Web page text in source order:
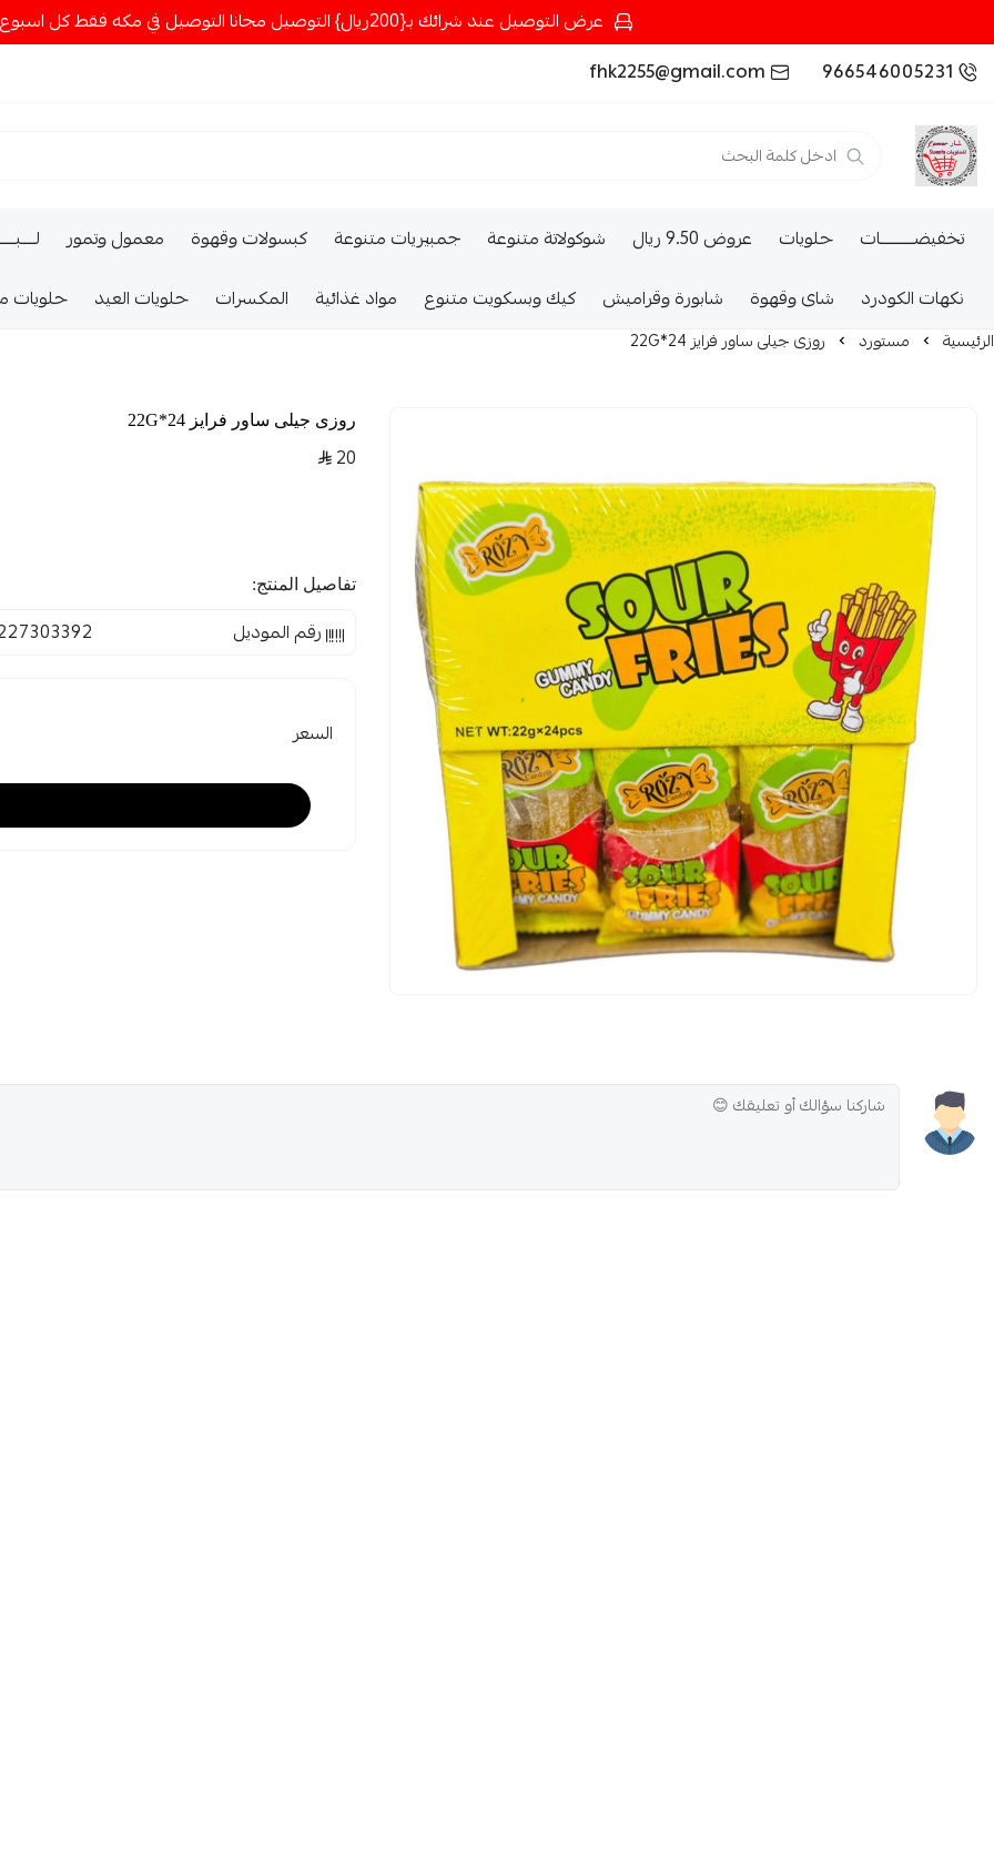
عرض التوصيل عند شرائك بـ{200ريال} التوصيل مجانا التوصيل في مكه فقط كل اسبوع اصناف جديدة
966546005231
fhk2255@gmail.com
تخفيضــــــــــات حلويات عروض 9.50 ريال شوكولاتة متنوعة جمبيريات متنوعة كبسولات وقهوة معمول وتمور
نكهات الكودرد
شاى وقهوة شابورة وقراميش كيك وبسكويت متنوع مواد غذائية المكسرات حلويات العيد حلويات
الرئيسية مستورد روزى جيلى ساور فرايز 24*22G
روزى جيلى ساور فرايز 24*22G
20
تفاصيل المنتج:
رقم الموديل
السعر